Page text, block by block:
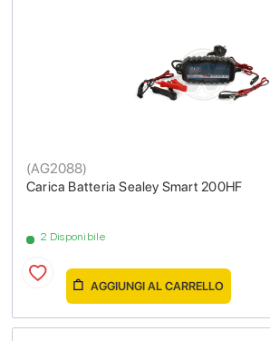
Carica Batteria Sealey Smart 200HF
(AG2088)
2 Disponibile
AGGIUNGI AL CARRELLO